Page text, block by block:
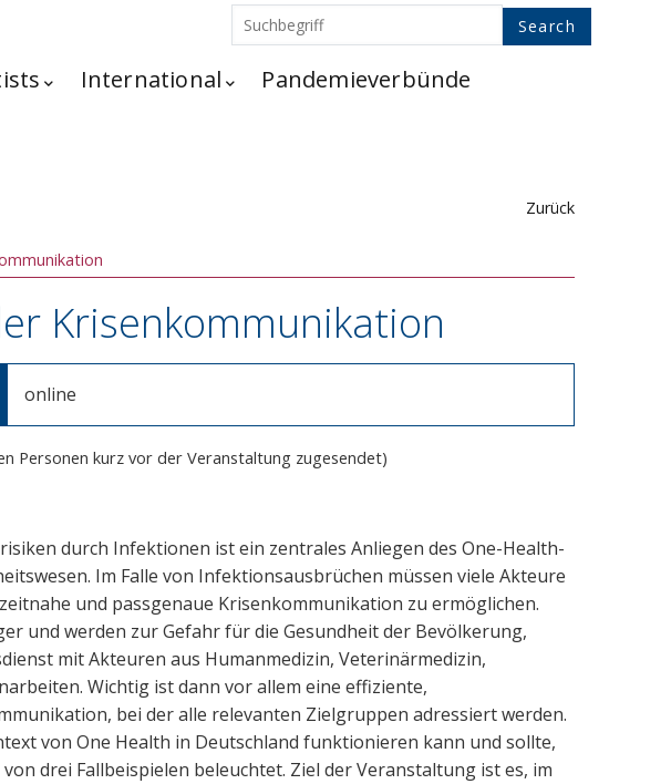
International Pandemieverbünde
Zurück
Krisenkommunikation
online
Personen kurz vor der Veranstaltung zugesendet)
durch Infektionen ist ein zentrales Anliegen des One-Health-
Im Falle von Infektionsausbrüchen müssen viele Akteure
und passgenaue Krisenkommunikation zu ermöglichen.
und werden zur Gefahr für die Gesundheit der Bevölkerung,
mit Akteuren aus Humanmedizin, Veterinärmedizin,
Wichtig ist dann vor allem eine effiziente,
bei der alle relevanten Zielgruppen adressiert werden.
von One Health in Deutschland funktionieren kann und sollte,
drei Fallbeispielen beleuchtet. Ziel der Veranstaltung ist es, im